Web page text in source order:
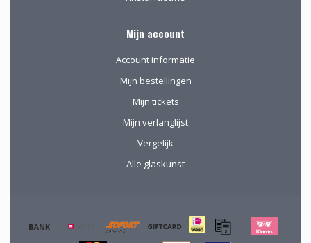
Mijn account
Account informatie
Mijn bestellingen
Mijn tickets
Mijn verlanglijst
Vergelijk
Alle glaskunst